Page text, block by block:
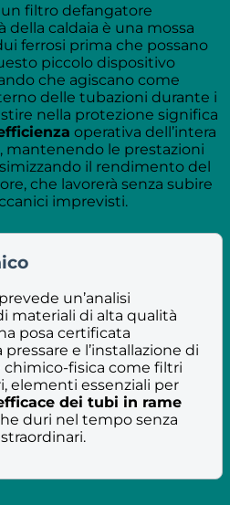
un filtro defangatore
caldaia è una mossa
ferrosi prima che possano
piccolo dispositivo
che agiscano come
delle tubazioni durante i
nella protezione significa
operativa dell’intera
mantenendo le prestazioni
il rendimento del
che lavorerà senza subire
imprevisti.
un’analisi
materiali di alta qualità
posa certificata
e l’installazione di
fisica come filtri
elementi essenziali per
dei tubi in rame
duri nel tempo senza